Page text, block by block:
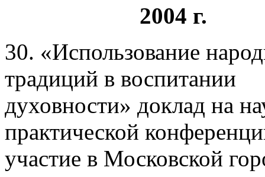
2004 г.
30. «Использование
традиций в воспитании
духовности» доклад на
практической
участие в Московской